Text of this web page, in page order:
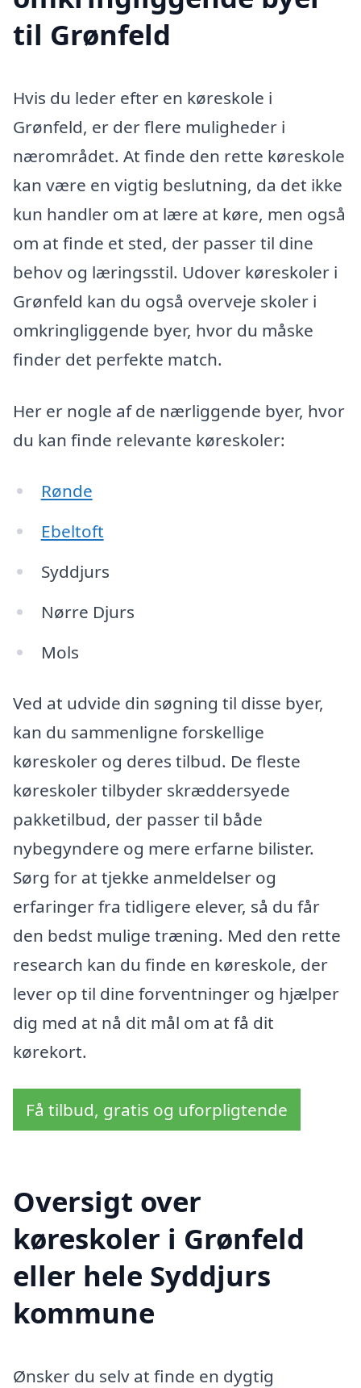
til Grønfeld
Hvis du leder efter en køreskole i
Grønfeld, er der flere muligheder i
nærområdet. At finde den rette køreskole
kan være en vigtig beslutning, da det ikke
kun handler om at lære at køre, men også
om at finde et sted, der passer til dine
behov og læringsstil. Udover køreskoler i
Grønfeld kan du også overveje skoler i
omkringliggende byer, hvor du måske
finder det perfekte match.
Her er nogle af de nærliggende byer, hvor
du kan finde relevante køreskoler:
Rønde
Ebeltoft
Syddjurs
Nørre Djurs
Mols
Ved at udvide din søgning til disse byer,
kan du sammenligne forskellige
køreskoler og deres tilbud. De fleste
køreskoler tilbyder skræddersyede
pakketilbud, der passer til både
nybegyndere og mere erfarne bilister.
Sørg for at tjekke anmeldelser og
erfaringer fra tidligere elever, så du får
den bedst mulige træning. Med den rette
research kan du finde en køreskole, der
lever op til dine forventninger og hjælper
dig med at nå dit mål om at få dit
kørekort.
Få tilbud, gratis og uforpligtende
Oversigt over
køreskoler i Grønfeld
eller hele Syddjurs
kommune
Ønsker du selv at finde en dygtig